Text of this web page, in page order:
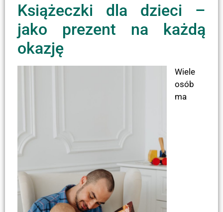
Książeczki dla dzieci –
jako prezent na każdą
okazję
Wiele
osób
ma